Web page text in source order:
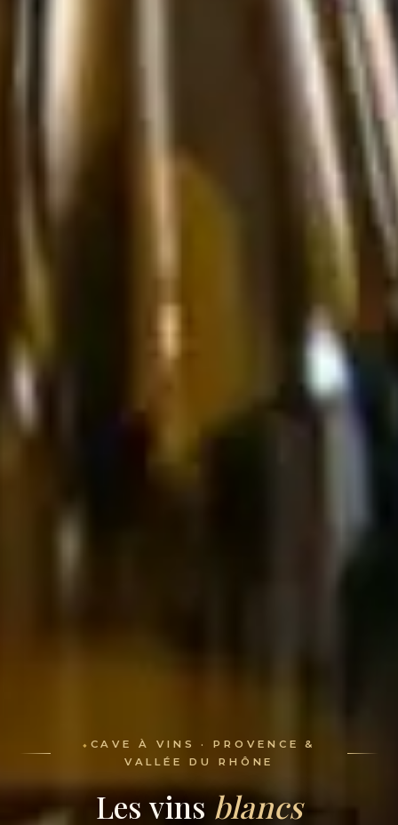
CAVE À VINS · PROVENCE &
VALLÉE DU RHÔNE
Les vins blancs